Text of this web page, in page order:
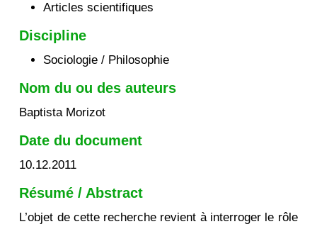
Articles scientifiques
Discipline
Sociologie / Philosophie
Nom du ou des auteurs
Baptista Morizot
Date du document
10.12.2011
Résumé / Abstract
L’objet de cette recherche revient à interroger le rôle